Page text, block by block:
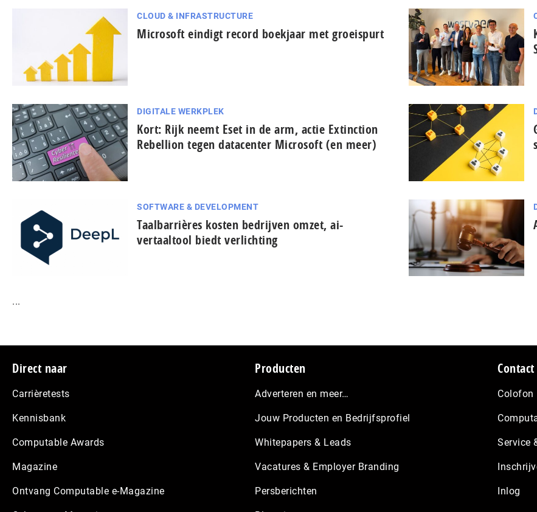
CLOUD & INFRASTRUCTURE
Microsoft eindigt record boekjaar met groeispurt
DIGITALE WERKPLEK
Kort: Rijk neemt Eset in de arm, actie Extinction
Rebellion tegen datacenter Microsoft (en meer)
SOFTWARE & DEVELOPMENT
Taal­bar­ri­è­res kosten bedrijven omzet, ai-
vertaaltool biedt verlichting
...
Footer
Direct naar
Carrièretests
Kennisbank
Computable Awards
Magazine
Ontvang Computable e-Magazine
Producten
Adverteren en meer…
Jouw Producten en Bedrijfsprofiel
Whitepapers & Leads
Vacatures & Employer Branding
Persberichten
Contact
Colofon
Service
Inlog